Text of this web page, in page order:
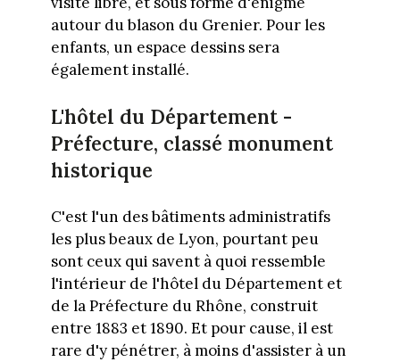
autour du blason du Grenier. Pour les
enfants, un espace dessins sera
également installé.
L'hôtel du Département -
Préfecture, classé monument
historique
C'est l'un des bâtiments administratifs
les plus beaux de Lyon, pourtant peu
sont ceux qui savent à quoi ressemble
l'intérieur de l'hôtel du Département et
de la Préfecture du Rhône, construit
entre 1883 et 1890. Et pour cause, il est
rare d'y pénétrer, à moins d'assister à un